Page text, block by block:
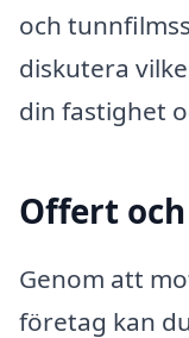
och
diskutera
din fastighet
Offert
Genom att
företag kan